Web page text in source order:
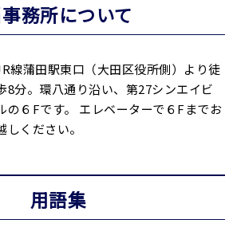
務所について
線蒲田駅東口（大田区役所側）より徒
8分。環八通り沿い、第27シンエイビ
の６Fです。 エレベーターで６Fまでお
しください。
用語集